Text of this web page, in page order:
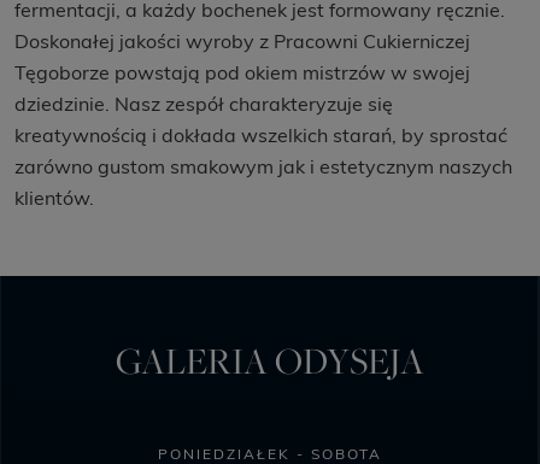
fermentacji, a każdy bochenek jest formowany ręcznie.
Doskonałej jakości wyroby z Pracowni Cukierniczej
Tęgoborze powstają pod okiem mistrzów w swojej
dziedzinie. Nasz zespół charakteryzuje się
kreatywnością i dokłada wszelkich starań, by sprostać
zarówno gustom smakowym jak i estetycznym naszych
klientów.
GALERIA ODYSEJA
PONIEDZIAŁEK - SOBOTA